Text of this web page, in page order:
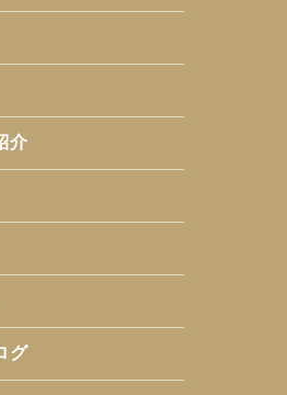
介
グ